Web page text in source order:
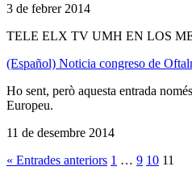
3 de febrer 2014
TELE ELX TV UMH EN LOS
(Español) Noticia congreso de
Ho sent, però aquesta entrada
Europeu.
11 de desembre 2014
« Entrades anteriors 1 … 9 10 11